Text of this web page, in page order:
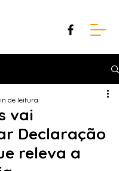
vai
Declaração
releva a
de leitura